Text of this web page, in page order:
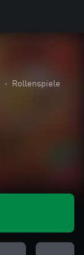
• Rollenspiele